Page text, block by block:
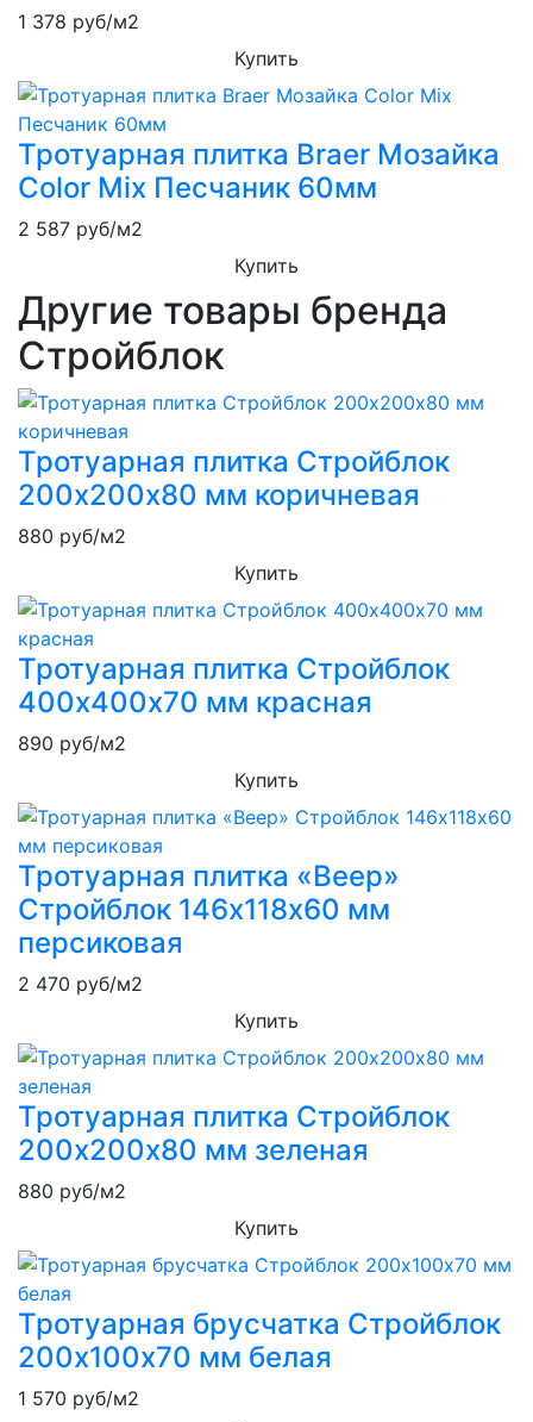
1 378 руб/м2
Купить
Тротуарная плитка Braer Мозайка
Color Mix Песчаник 60мм
2 587 руб/м2
Купить
Другие товары бренда
Стройблок
Тротуарная плитка Стройблок
200х200х80 мм коричневая
880 руб/м2
Купить
Тротуарная плитка Стройблок
400х400х70 мм красная
890 руб/м2
Купить
Тротуарная плитка «Веер»
Стройблок 146х118х60 мм
персиковая
2 470 руб/м2
Купить
Тротуарная плитка Стройблок
200х200х80 мм зеленая
880 руб/м2
Купить
Тротуарная брусчатка Стройблок
200х100х70 мм белая
1 570 руб/м2